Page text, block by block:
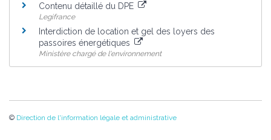
Contenu détaillé du DPE
Legifrance
Interdiction de location et gel des loyers des
passoires énergétiques
Ministère chargé de l'environnement
© Direction de l'information légale et administrative